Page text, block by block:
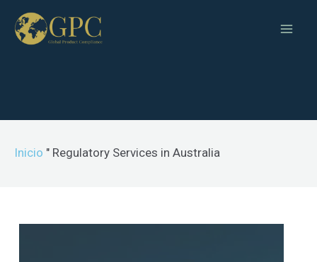
Inicio " Regulatory Services in Australia